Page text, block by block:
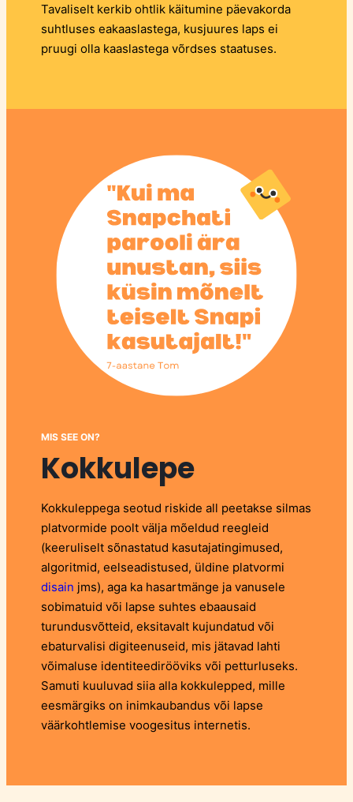
Tavaliselt kerkib ohtlik käitumine päevakorda
suhtluses eakaaslastega, kusjuures laps ei
pruugi olla kaaslastega võrdses staatuses.
MIS SEE ON?
Kokkulepe
Kokkuleppega seotud riskide all peetakse silmas
platvormide poolt välja mõeldud reegleid
(keeruliselt sõnastatud kasutajatingimused,
algoritmid, eelseadistused, üldine platvormi
disain jms), aga ka hasartmänge ja vanusele
sobimatuid või lapse suhtes ebaausaid
turundusvõtteid, eksitavalt kujundatud või
ebaturvalisi digiteenuseid, mis jätavad lahti
võimaluse identiteedirööviks või petturluseks.
Samuti kuuluvad siia alla kokkulepped, mille
eesmärgiks on inimkaubandus või lapse
väärkohtlemise voogesitus internetis.